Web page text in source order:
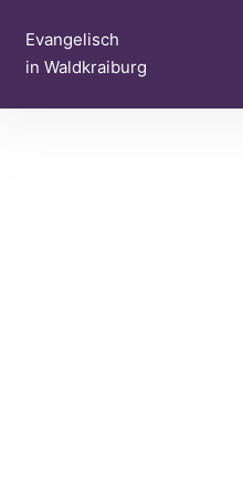
Inhalt
springen
Evangelisch
in Waldkraiburg